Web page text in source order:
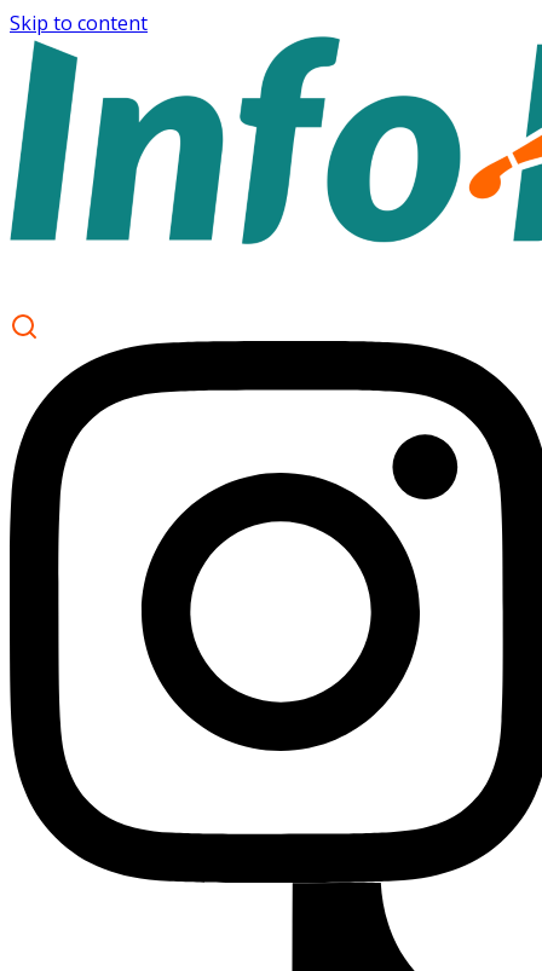
Skip to content